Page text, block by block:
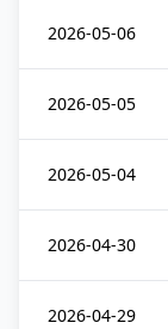
2026-05-06
2026-05-05
2026-05-04
2026-04-30
2026-04-29